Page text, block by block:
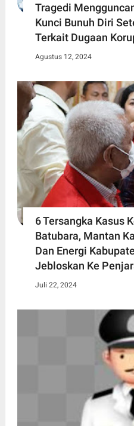
Tragedi
Kunci Bunuh Diri
Terkait Dugaan
Agustus 12, 2024
6 Tersangka Kasus
Batubara, Mantan
Dan Energi
Jebloskan Ke
Juli 22, 2024